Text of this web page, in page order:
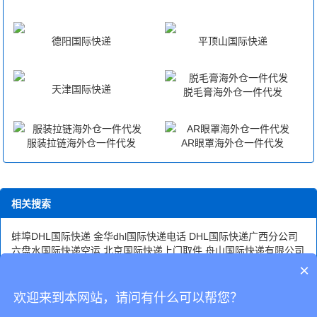
德阳国际快递 平顶山国际快递
天津国际快递 脱毛膏海外仓一件代发
服装拉链海外仓一件代发 AR眼罩海外仓一件代发
相关搜索
蚌埠DHL国际快递 金华dhl国际快递电话 DHL国际快递广西分公司
六盘水国际快递空运 北京国际快递上门取件 舟山国际快递有限公司
州国际快递网点 合肥国际快递公司dhl 广州国际快递
×
欢迎来到本网站，请问有什么可以帮您？